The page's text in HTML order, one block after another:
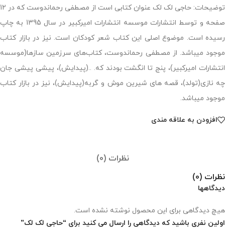
توضیحات: حاجی لک لک عنوان کتابی است از مصطفی رحماندوست که در 12
صفحه و توسط انتشارات موسسه انتشارات امیرکبیر در سال 1395 به چاپ
رسیده است. موضوع اصلی این کتاب شعر کودکان است. نیز در بازار کتاب
موجود می‎باشد. از مصطفی رحماندوست، کتاب‌های سرزمین سازها(موسسه
انتشارات امیرکبیر)، پنج تا انگشت بودند که. ..(پیدایش)، پیشی پیشی جان
چه نازی(تولد)، قصه های شیرین موش و گربه(پیدایش)، نیز در بازار کتاب
موجود می‎باشد.
افزودن به علاقه مندی
نظرات (0)
نظرات (0)
دیدگاهها
هیچ دیدگاهی برای این محصول نوشته نشده است.
اولین نفری باشید که دیدگاهی را ارسال می کنید برای “حاجی لک لک”